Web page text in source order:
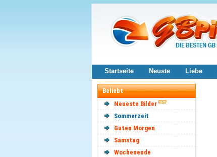
Startseite Neuste Liebe
Beliebt
Neueste Bilder
Sommerzeit
Guten Morgen
Samstag
Wochenende